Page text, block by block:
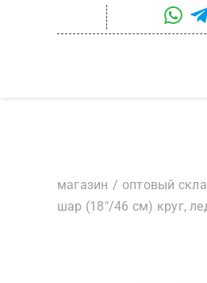
магазин оптовый
шар (18″/46 см) круг,